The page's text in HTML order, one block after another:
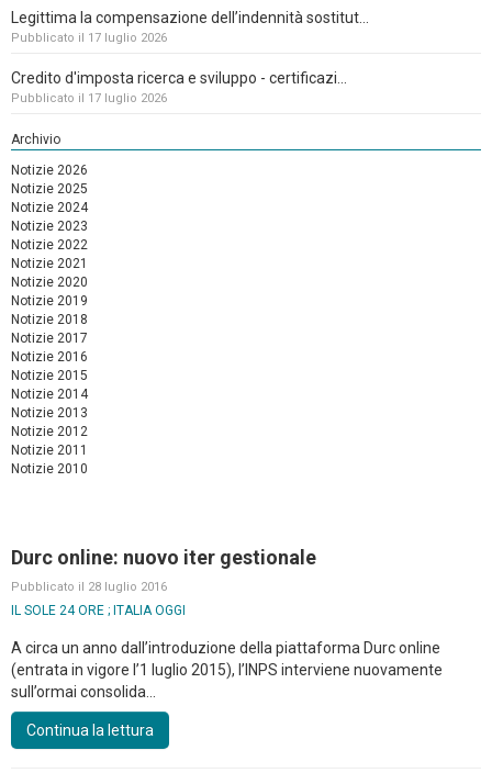
Legittima la compensazione dell’indennità sostitut...
Pubblicato il 17 luglio 2026
Credito d'imposta ricerca e sviluppo - certificazi...
Pubblicato il 17 luglio 2026
Archivio
Notizie 2026
Notizie 2025
Notizie 2024
Notizie 2023
Notizie 2022
Notizie 2021
Notizie 2020
Notizie 2019
Notizie 2018
Notizie 2017
Notizie 2016
Notizie 2015
Notizie 2014
Notizie 2013
Notizie 2012
Notizie 2011
Notizie 2010
Durc online: nuovo iter gestionale
Pubblicato il 28 luglio 2016
IL SOLE 24 ORE ; ITALIA OGGI
A circa un anno dall’introduzione della piattaforma Durc online
(entrata in vigore l’1 luglio 2015), l’INPS interviene nuovamente
sull’ormai consolida...
Continua la lettura